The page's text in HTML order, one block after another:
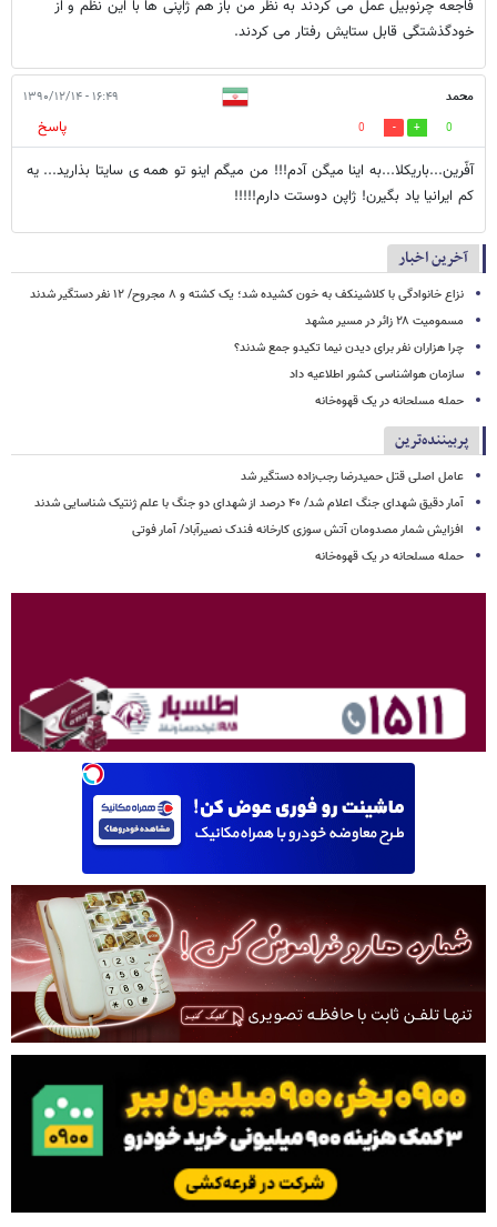
فاجعه چرنوبیل عمل می کردند به نظر من باز هم ژاپنی ها با این نظم و از
خودگذشتگی قابل ستایش رفتار می کردند.
محمد ۱۶:۴۹ - ۱۳۹۰/۱۲/۱۴
0
0
پاسخ
آفّرین...باریکلا...به اینا میگن آدم!!! من میگم اینو تو همه ی سایتا بذارید... یه
کم ایرانیا یاد بگیرن! ژاپن دوستت دارم!!!!!
آخرین اخبار
نزاع خانوادگی با کلاشینکف به خون کشیده شد؛ یک کشته و ۸ مجروح/ ۱۲ نفر دستگیر شدند
مسمومیت ۲۸ زائر در مسیر مشهد
چرا هزاران نفر برای دیدن نیما تکیدو جمع شدند؟
سازمان هواشناسی کشور اطلاعیه داد
حمله مسلحانه در یک قهوه‌خانه
پربیننده‌ترین
عامل اصلی قتل حمیدرضا رجب‌زاده دستگیر شد
آمار دقیق شهدای جنگ اعلام شد/ ۴۰ درصد از شهدای دو جنگ با علم ژنتیک شناسایی شدند
افزایش شمار مصدومان آتش سوزی کارخانه فندک نصیرآباد/ آمار فوتی
حمله مسلحانه در یک قهوه‌خانه